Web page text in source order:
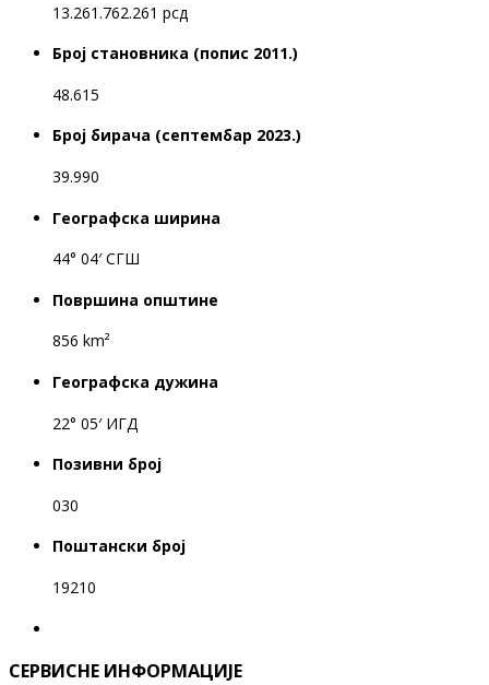
13.261.762.261 рсд
Број становника (попис 2011.)
48.615
Број бирача (септембар 2023.)
39.990
Географска ширина
44° 04′ СГШ
Површина општине
856 km²
Географска дужина
22° 05′ ИГД
Позивни број
030
Поштански број
19210
СЕРВИСНЕ ИНФОРМАЦИЈЕ